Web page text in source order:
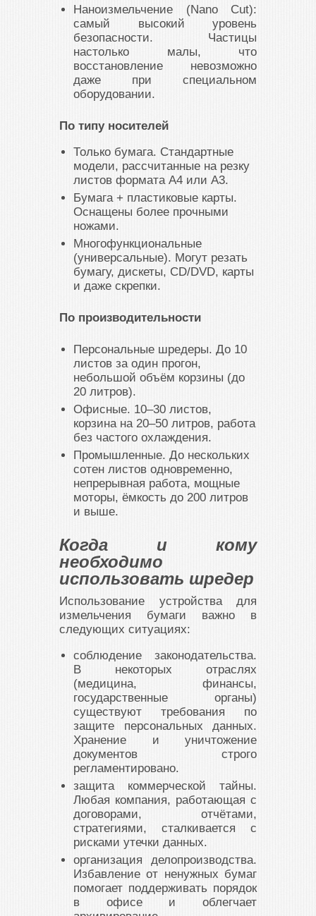
Наноизмельчение (Nano Cut):
самый высокий уровень
безопасности. Частицы
настолько малы, что
восстановление невозможно
даже при специальном
оборудовании.
По типу носителей
Только бумага. Стандартные
модели, рассчитанные на резку
листов формата А4 или А3.
Бумага + пластиковые карты.
Оснащены более прочными
ножами.
Многофункциональные
(универсальные). Могут резать
бумагу, дискеты, CD/DVD, карты
и даже скрепки.
По производительности
Персональные шредеры. До 10
листов за один прогон,
небольшой объём корзины (до
20 литров).
Офисные. 10–30 листов,
корзина на 20–50 литров, работа
без частого охлаждения.
Промышленные. До нескольких
сотен листов одновременно,
непрерывная работа, мощные
моторы, ёмкость до 200 литров
и выше.
Когда и кому
необходимо
использовать шредер
Использование устройства для
измельчения бумаги важно в
следующих ситуациях:
соблюдение законодательства.
В некоторых отраслях
(медицина, финансы,
государственные органы)
существуют требования по
защите персональных данных.
Хранение и уничтожение
документов строго
регламентировано.
защита коммерческой тайны.
Любая компания, работающая с
договорами, отчётами,
стратегиями, сталкивается с
рисками утечки данных.
организация делопроизводства.
Избавление от ненужных бумаг
помогает поддерживать порядок
в офисе и облегчает